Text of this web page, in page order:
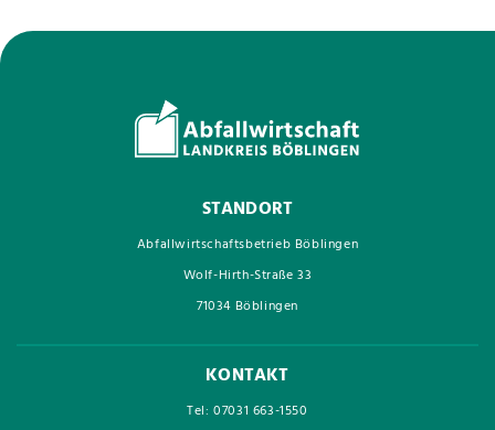
STANDORT
Abfallwirtschaftsbetrieb Böblingen
Wolf-Hirth-Straße 33
71034 Böblingen
KONTAKT
Tel: 07031 663-1550